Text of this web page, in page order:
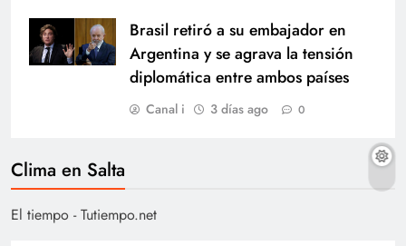
Brasil retiró a su embajador en
Argentina y se agrava la tensión
diplomática entre ambos países
Canal i 3 días ago 0
Clima en Salta
El tiempo - Tutiempo.net